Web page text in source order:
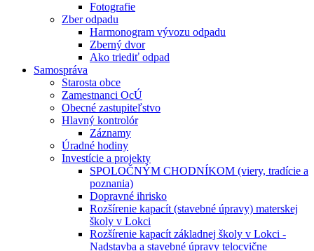
Fotografie
Zber odpadu
Harmonogram vývozu odpadu
Zberný dvor
Ako triediť odpad
Samospráva
Starosta obce
Zamestnanci OcÚ
Obecné zastupiteľstvo
Hlavný kontrolór
Záznamy
Úradné hodiny
Investície a projekty
SPOLOČNÝM CHODNÍKOM (viery, tradície a
poznania)
Dopravné ihrisko
Rozšírenie kapacít (stavebné úpravy) materskej
školy v Lokci
Rozšírenie kapacít základnej školy v Lokci -
Nadstavba a stavebné úpravy telocvične